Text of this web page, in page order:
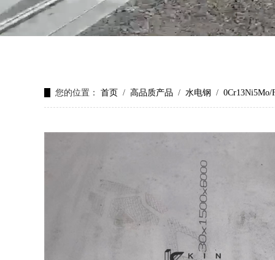
您的位置： 首页 / 高品质产品 / 水电钢 / 0Cr13Ni5Mo/